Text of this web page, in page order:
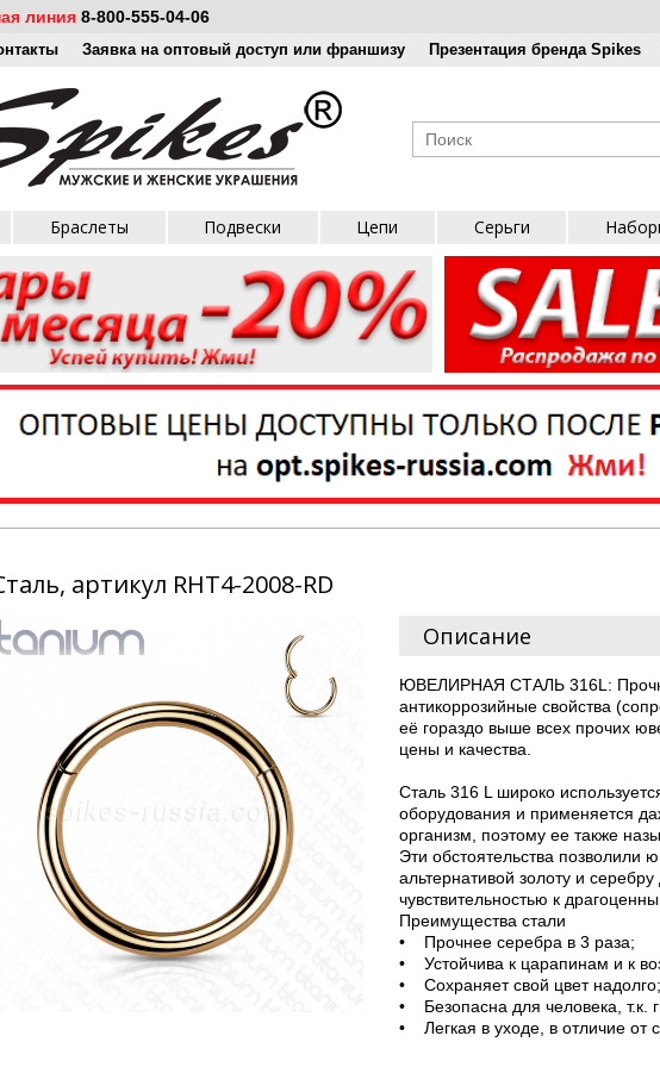
линия 8-800-555-04-06
Заявка на оптовый доступ или франшизу Презентация бренда Spikes
Браслеты Подвески Цепи Серьги
артикул RHT4-2008-RD
Описание
ЮВЕЛИРНАЯ СТАЛЬ 316L:
антикоррозийные свойства
её гораздо выше всех прочих
цены и качества.
Сталь 316 L широко
оборудования и применяется
организм, поэтому ее также
Эти обстоятельства позволили
альтернативой золоту и
чувствительностью к
Преимущества стали
• Прочнее серебра в 3 раза;
• Устойчива к царапинам и к
• Сохраняет свой цвет надолго;
• Безопасна для человека, т.к.
• Легкая в уходе, в отличие от